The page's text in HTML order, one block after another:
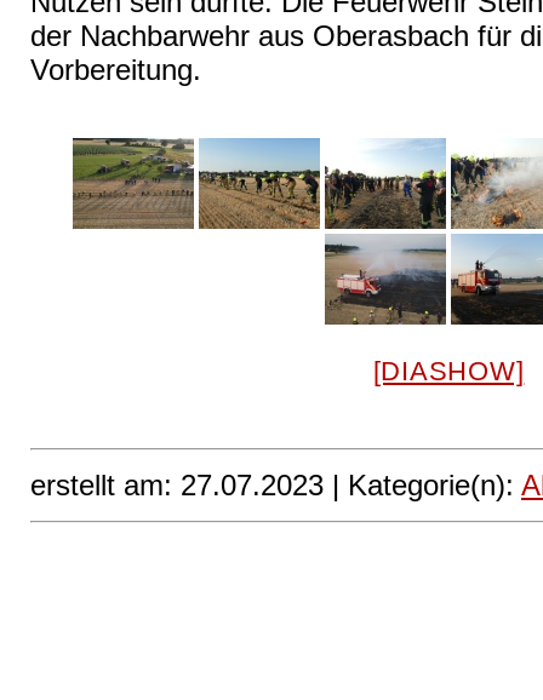
der Nachbarwehr aus Oberasbach für
Vorbereitung.
[DIASHOW]
erstellt am: 27.07.2023 | Kategorie(n):